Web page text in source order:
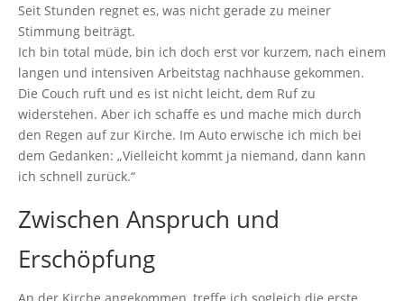
Seit Stunden regnet es, was nicht gerade zu meiner
Stimmung beiträgt.
Ich bin total müde, bin ich doch erst vor kurzem, nach einem
langen und intensiven Arbeitstag nachhause gekommen.
Die Couch ruft und es ist nicht leicht, dem Ruf zu
widerstehen. Aber ich schaffe es und mache mich durch
den Regen auf zur Kirche. Im Auto erwische ich mich bei
dem Gedanken: „Vielleicht kommt ja niemand, dann kann
ich schnell zurück.“
Zwischen Anspruch und
Erschöpfung